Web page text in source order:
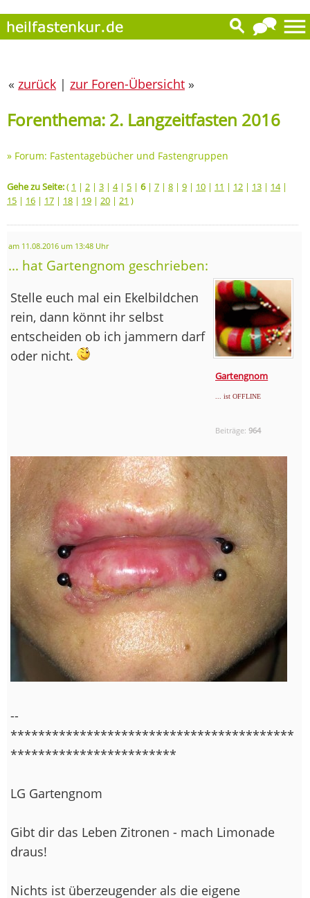
« zurück | zur Foren-Übersicht »
Forenthema: 2. Langzeitfasten 2016
» Forum: Fastentagebücher und Fastengruppen
Gehe zu Seite:( 1 | 2 | 3 | 4| 5 | 6| 7 | 8 | 9 | 10 | 11 | 12 | 13 | 14|
15 | 16 | 17 | 18 | 19 | 20 | 21 )
am 11.08.2016 um 13:48 Uhr
... hat Gartengnom geschrieben:
Gartengnom
... ist OFFLINE
Beiträge:964
Stelle euch mal ein Ekelbildchen
rein, dann könnt ihr selbst
entscheiden ob ich jammern darf
oder nicht.
--
*****************************************
************************
LG Gartengnom
Gibt dir das Leben Zitronen - mach Limonade
draus!
Nichts ist überzeugender als die eigene